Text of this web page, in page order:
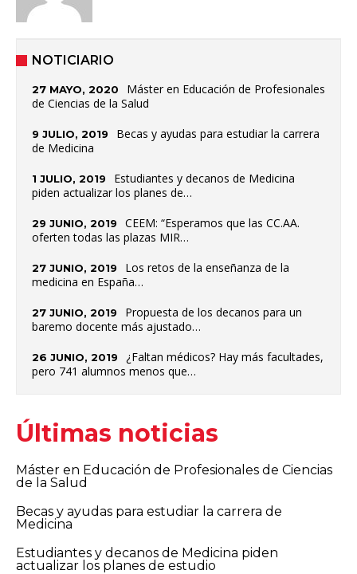
NOTICIARIO
27 MAYO, 2020
Máster en Educación de Profesionales
de Ciencias de la Salud
9 JULIO, 2019
Becas y ayudas para estudiar la carrera
de Medicina
1 JULIO, 2019
Estudiantes y decanos de Medicina
piden actualizar los planes de…
29 JUNIO, 2019
CEEM: “Esperamos que las CC.AA.
oferten todas las plazas MIR…
27 JUNIO, 2019
Los retos de la enseñanza de la
medicina en España…
27 JUNIO, 2019
Propuesta de los decanos para un
baremo docente más ajustado…
26 JUNIO, 2019
¿Faltan médicos? Hay más facultades,
pero 741 alumnos menos que…
Últimas noticias
Máster en Educación de Profesionales de Ciencias
de la Salud
Becas y ayudas para estudiar la carrera de
Medicina
Estudiantes y decanos de Medicina piden
actualizar los planes de estudio